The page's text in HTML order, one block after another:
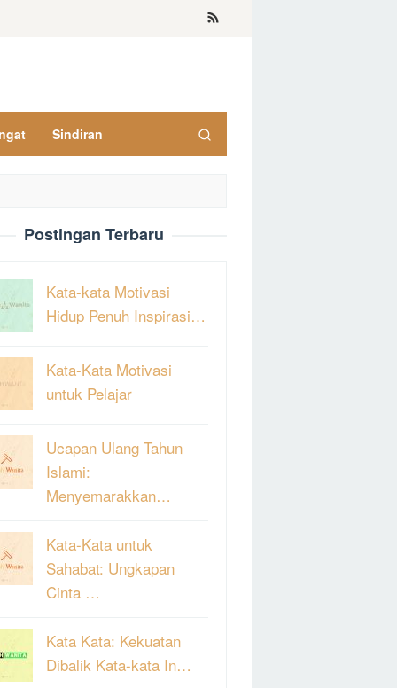
Sindiran
Postingan Terbaru
Kata-kata Motivasi
Hidup Penuh Inspirasi…
Kata-Kata Motivasi
untuk Pelajar
Ucapan Ulang Tahun
Islami:
Menyemarakkan…
Kata-Kata untuk
Sahabat: Ungkapan
Cinta …
Kata Kata: Kekuatan
Dibalik Kata-kata In…